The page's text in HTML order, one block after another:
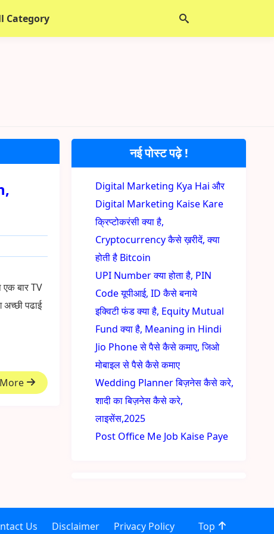
Category
बार TV
पढाई
नई पोस्ट पढ़े !
Digital Marketing Kya Hai और
Digital Marketing Kaise Kare
क्रिप्टोकरंसी क्या है,
Cryptocurrency कैसे ख़रीदें, क्या
होती है Bitcoin
UPI Number क्या होता है, PIN
Code यूपीआई, ID कैसे बनाये
इक्विटी फंड क्या है, Equity Mutual
Fund क्या है, Meaning in Hindi
Jio Phone से पैसे कैसे कमाए, जिओ
मोबाइल से पैसे कैसे कमाए
Wedding Planner बिज़नेस कैसे करे,
शादी का बिज़नेस कैसे करे,
लाइसेंस,2025
Post Office Me Job Kaise Paye
Us Disclaimer Privacy Policy Top